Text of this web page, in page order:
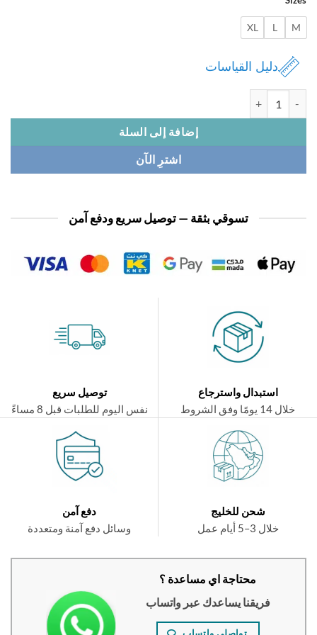
L
XL
دليل القياسات
إضافة إلى السلة
اشترِ الآن
تسوقي بثقة — توصيل سريع ودفع آمن
استبدال واسترجاع
توصيل سريع
نفس اليوم للطلبات قبل 8 مساءً
شحن للخليج
دفع آمن
وسائل دفع آمنة ومتعددة
محتاجة اي مساعدة ؟
فريقنا يساعدك عبر واتساب